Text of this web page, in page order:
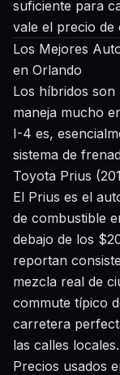
suficiente para
vale el precio de
Los Mejores
en Orlando
Los híbridos son
maneja mucho
I-4 es,
sistema de
Toyota Prius
El Prius es el
de combustible
debajo de los
reportan
mezcla real de
commute típico
carretera
las calles locales.
Precios usados